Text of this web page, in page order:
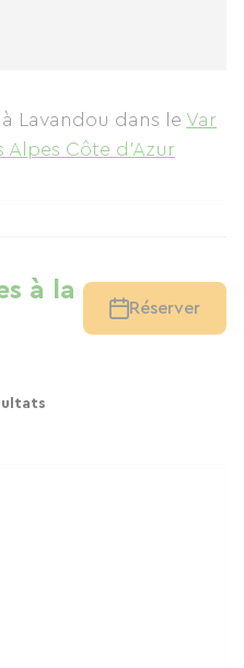
Lavandou dans le Var
Alpes Côte d'Azur
à la
Réserver